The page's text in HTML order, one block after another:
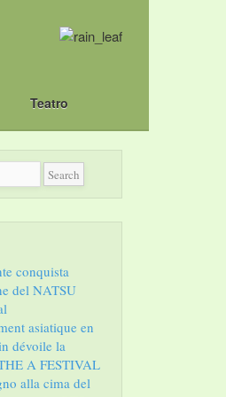
Teatro
conquista
del NATSU
asiatique en
dévoile la
A FESTIVAL
alla cima del